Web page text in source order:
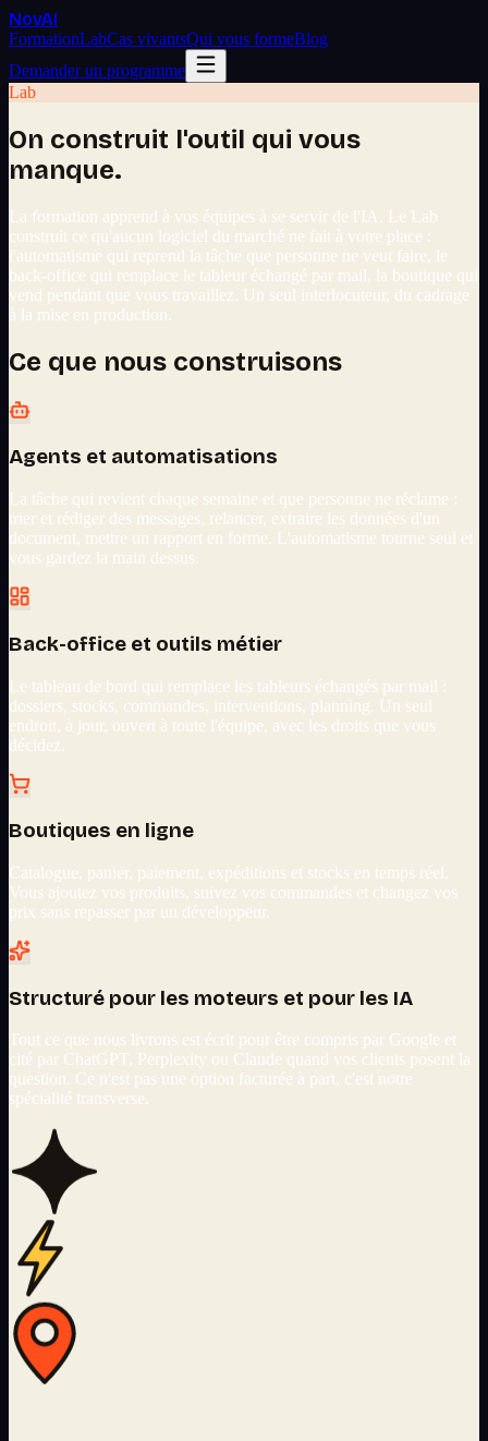
NovAI
FormationLabCas vivantsQui vous formeBlog
Demander un programme
Lab
On construit l'outil qui vous
manque.
La formation apprend à vos équipes à se servir de l'IA. Le Lab
construit ce qu'aucun logiciel du marché ne fait à votre place :
l'automatisme qui reprend la tâche que personne ne veut faire, le
back-office qui remplace le tableur échangé par mail, la boutique qui
vend pendant que vous travaillez. Un seul interlocuteur, du cadrage
à la mise en production.
Ce que nous construisons
Agents et automatisations
La tâche qui revient chaque semaine et que personne ne réclame :
trier et rédiger des messages, relancer, extraire les données d'un
document, mettre un rapport en forme. L'automatisme tourne seul et
vous gardez la main dessus.
Back-office et outils métier
Le tableau de bord qui remplace les tableurs échangés par mail :
dossiers, stocks, commandes, interventions, planning. Un seul
endroit, à jour, ouvert à toute l'équipe, avec les droits que vous
décidez.
Boutiques en ligne
Catalogue, panier, paiement, expéditions et stocks en temps réel.
Vous ajoutez vos produits, suivez vos commandes et changez vos
prix sans repasser par un développeur.
Structuré pour les moteurs et pour les IA
Tout ce que nous livrons est écrit pour être compris par Google et
cité par ChatGPT, Perplexity ou Claude quand vos clients posent la
question. Ce n'est pas une option facturée à part, c'est notre
spécialité transverse.